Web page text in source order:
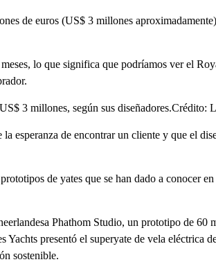
de euros (US$ 3 millones
lo que significa que podríamos ver el
3 millones, según sus diseñadores.Crédito:
esperanza de encontrar un cliente y que el
de yates que se han dado a conocer
Phathom Studio, un prototipo de 60
Yachts presentó el superyate de vela eléctrica
sostenible.